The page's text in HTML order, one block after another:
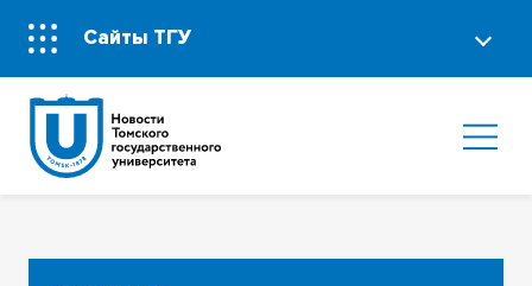
Сайты ТГУ